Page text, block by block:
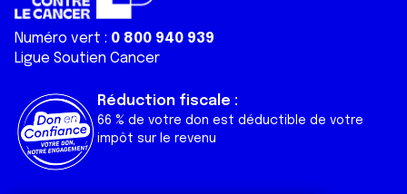
Numéro vert : 0 800 940 939
Ligue Soutien Cancer
Réduction fiscale :
66 % de votre don est déductible de votre
impôt sur le revenu